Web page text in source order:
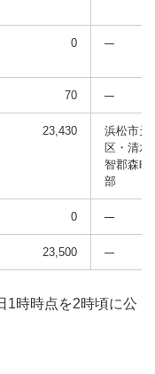
0
70
23,430
浜松市天
区・清水
智郡森町
部
0
23,500
1時時点を2時頃に公